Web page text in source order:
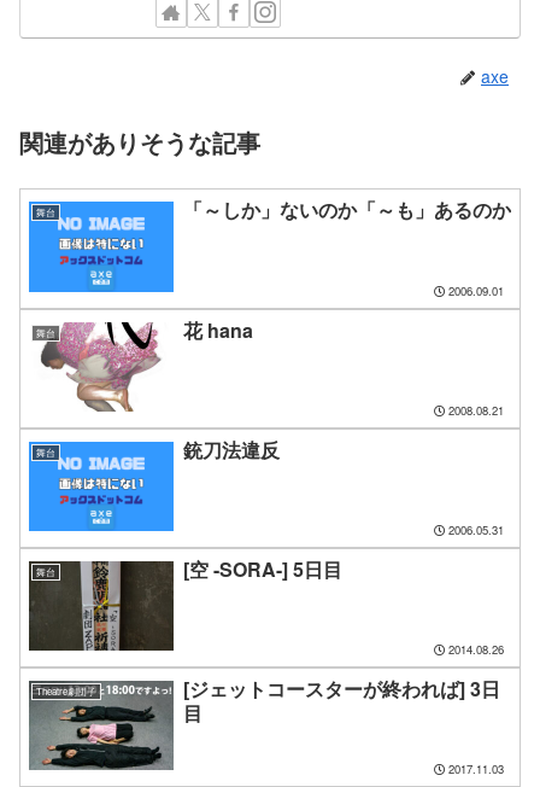
axe
関連がありそうな記事
舞台 「～しか」ないのか「～も」あるのか
2006.09.01
舞台 花 hana
2008.08.21
舞台 銃刀法違反
2006.05.31
舞台 [空 -SORA-] 5日目
2014.08.26
Theatre劇団子
[ジェットコースターが終われば] 3日
目
2017.11.03